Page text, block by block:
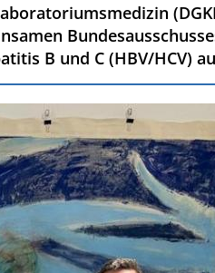
B und C (HBV/HCV)